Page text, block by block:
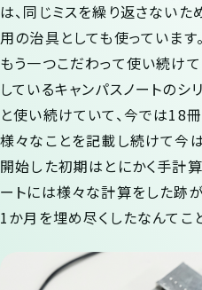
は、同じミスを繰り返さない
用の治具としても使っています。
もう一つこだわって使い続け
しているキャンパスノートのシ
と使い続けていて、今では18
様々なことを記載し続けて今
開始した初期はとにかく手計
ートには様々な計算をした跡
1か月を埋め尽くしたなんてこ